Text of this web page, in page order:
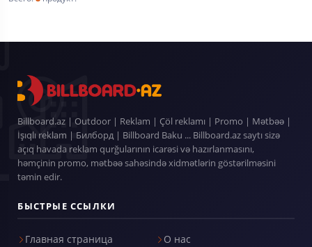
Billboard.az | Outdoor | Reklam | Çöl reklamı | Promo | Mətbəə |
İşıqlı reklam | Билборд | Billboard Baku ... Billboard.az saytı sizə
açıq havada reklam qurğularının icarəsi və hazırlanmasını,
həmçinin promo, mətbəə sahəsində xidmətlərin göstərilməsini
təmin edir.
БЫСТРЫЕ ССЫЛКИ
Главная страница О нас